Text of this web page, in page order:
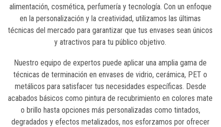
alimentación, cosmética, perfumería y tecnología. Con un enfoque
en la personalización y la creatividad, utilizamos las últimas
técnicas del mercado para garantizar que tus envases sean únicos
y atractivos para tu público objetivo.
Nuestro equipo de expertos puede aplicar una amplia gama de
técnicas de terminación en envases de vidrio, cerámica, PET o
metálicos para satisfacer tus necesidades específicas. Desde
acabados básicos como pintura de recubrimiento en colores mate
o brillo hasta opciones más personalizadas como tintados,
degradados y efectos metalizados, nos esforzamos por ofrecer